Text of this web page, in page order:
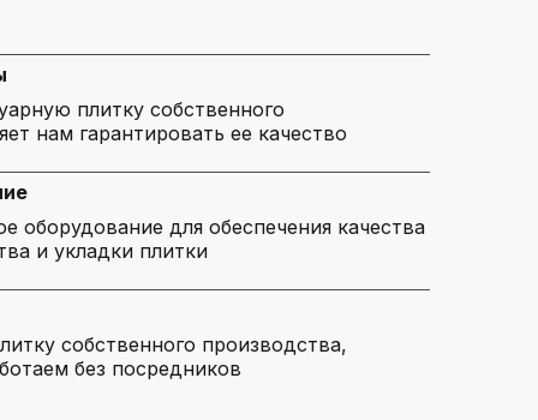
плитку собственного
нам гарантировать ее качество
оборудование для обеспечения качества
и укладки плитки
собственного производства,
без посредников